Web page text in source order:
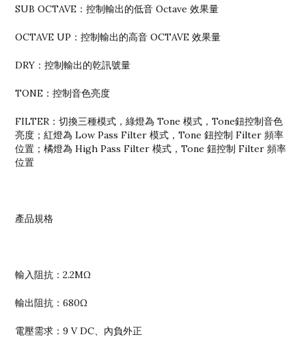
SUB OCTAVE：控制輸出的低音 Octave 效果量
OCTAVE UP：控制輸出的高音 OCTAVE 效果量
DRY：控制輸出的乾訊號量
TONE：控制音色亮度
FILTER：切換三種模式，綠燈為 Tone 模式，Tone鈕控制音色
亮度；紅燈為 Low Pass Filter 模式，Tone 鈕控制 Filter 頻率
位置；橘燈為 High Pass Filter 模式，Tone 鈕控制 Filter 頻率
位置
產品規格
輸入阻抗：2.2MΩ
輸出阻抗：680Ω
電壓需求：9 V DC、內負外正